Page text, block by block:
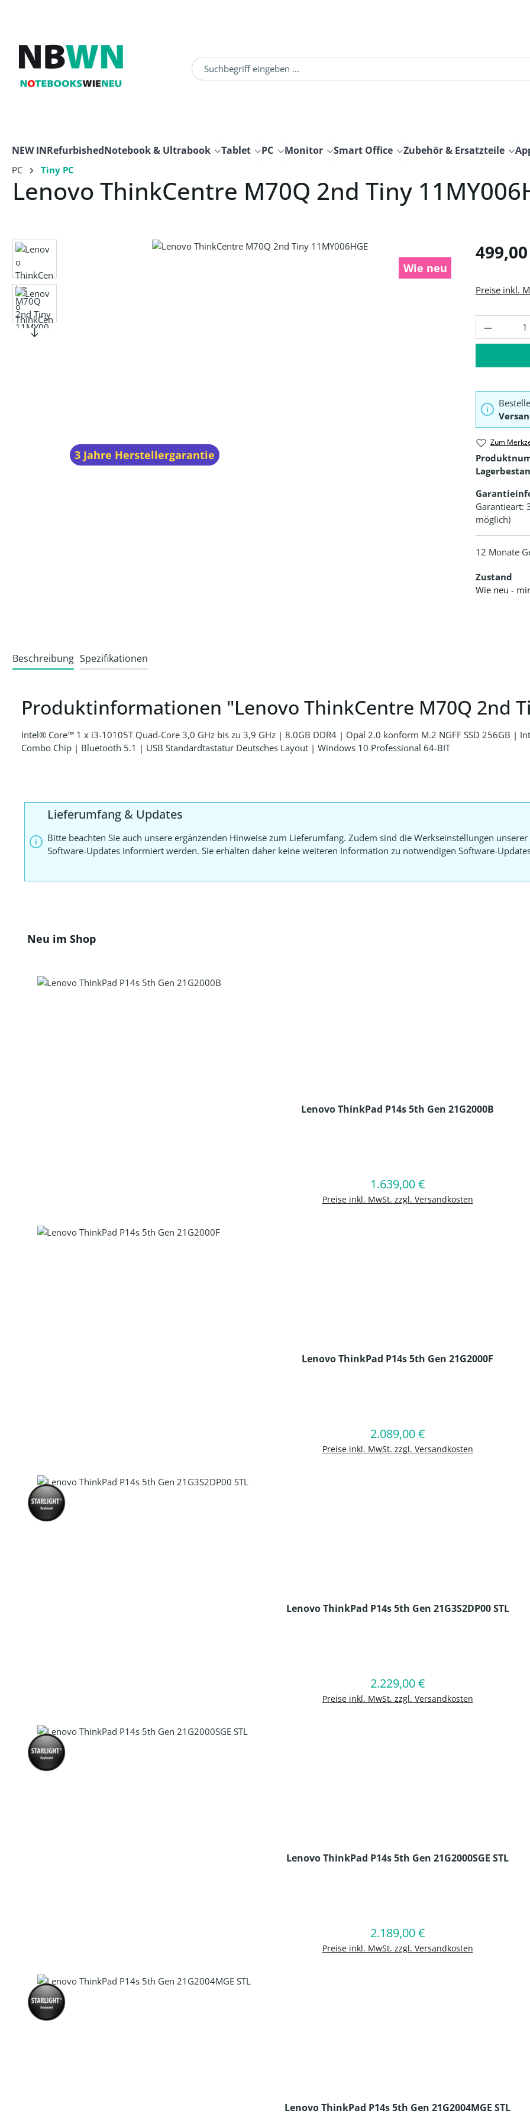
NEW INRefurbishedNotebook & Ultrabook Tablet PC Monitor Smart Office Zubehör & Ersatzteile
PC Tiny PC
Lenovo ThinkCentre M70Q 2nd Tiny
Bildergalerie überspringen
Wie neu
3 Jahre Herstellergarantie
Regulärer
Preise inkl.
Zum
Garantieart:
möglich)
12 Monate
Zustand
Wie neu -
Beschreibung Spezifikationen
Produktinformationen "Lenovo ThinkCentre M70Q 2nd
Intel® Core™ 1 x i3-10105T Quad-Core 3,0 GHz bis zu 3,9 GHz | 8.0GB DDR4 | Opal 2.0 konform M.2 NGFF SSD 256GB |
Combo Chip | Bluetooth 5.1 | USB Standardtastatur Deutsches Layout | Windows 10 Professional 64-BIT
Lieferumfang & Updates
Bitte beachten Sie auch unsere ergänzenden Hinweise zum Lieferumfang. Zudem sind die Werkseinstellungen
Software-Updates informiert werden. Sie erhalten daher keine weiteren Information zu notwendigen Software-
Produktgalerie überspringen
Neu im Shop
Lenovo ThinkPad P14s 5th Gen 21G2000B
Regulärer Preis:
1.639,00 €
Preise inkl. MwSt. zzgl. Versandkosten
In den Warenkorb
Lenovo ThinkPad P14s 5th Gen 21G2000F
Regulärer Preis:
2.089,00 €
Preise inkl. MwSt. zzgl. Versandkosten
In den Warenkorb
Lenovo ThinkPad P14s 5th Gen 21G3S2DP00 STL
Regulärer Preis:
2.229,00 €
Preise inkl. MwSt. zzgl. Versandkosten
In den Warenkorb
Lenovo ThinkPad P14s 5th Gen 21G2000SGE STL
Regulärer Preis:
2.189,00 €
Preise inkl. MwSt. zzgl. Versandkosten
In den Warenkorb
Lenovo ThinkPad P14s 5th Gen 21G2004MGE STL